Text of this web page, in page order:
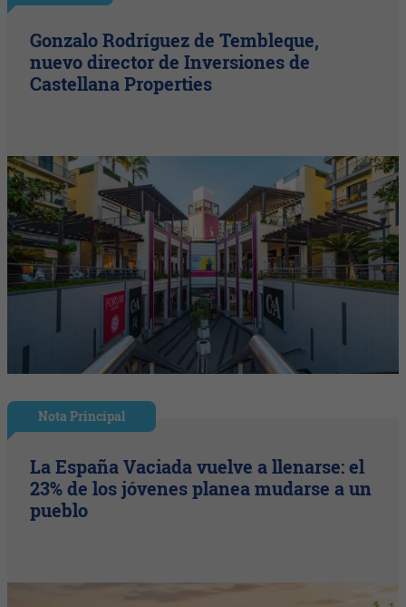
Gonzalo Rodríguez de Tembleque,
nuevo director de Inversiones de
Castellana Properties
Nota Principal
La España Vaciada vuelve a llenarse: el
23% de los jóvenes planea mudarse a un
pueblo